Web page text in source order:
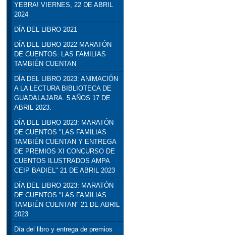
YEBRA! VIERNES, 22 DE ABRIL
2024
DÍA DEL LIBRO 2021
DÍA DEL LIBRO 2022 MARATÓN
DE CUENTOS: LAS FAMILIAS
TAMBIÉN CUENTAN
DÍA DEL LIBRO 2023: ANIMACIÓN
A LA LECTURA BIBLIOTECA DE
GUADALAJARA. 5 AÑOS 17 DE
ABRIL 2023.
DÍA DEL LIBRO 2023: MARATÓN
DE CUENTOS "LAS FAMILIAS
TAMBIÉN CUENTAN Y ENTREGA
DE PREMIOS XI CONCURSO DE
CUENTOS ILUSTRADOS AMPA
CEIP BADIEL" 21 DE ABRIL 2023
DÍA DEL LIBRO 2023: MARATÓN
DE CUENTOS "LAS FAMILIAS
TAMBIÉN CUENTAN" 21 DE ABRIL
2023
Día del libro y entrega de premios